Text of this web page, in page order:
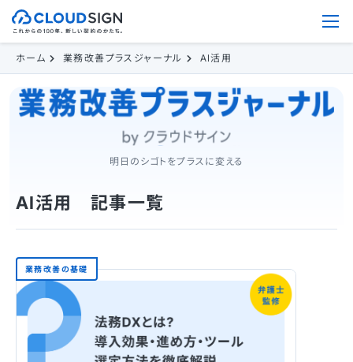
ホーム 業務改善プラスジャーナル AI活用
明日のシゴトをプラスに変える
AI活用 記事一覧
業務改善の基礎